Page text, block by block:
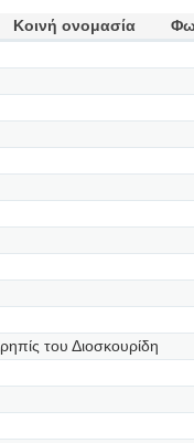
Κοινή ονομασία
του Διοσκουρίδη